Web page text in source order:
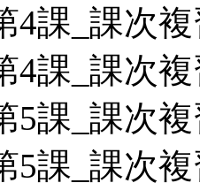
4課_課次
4課_課次
5課_課次
5課_課次